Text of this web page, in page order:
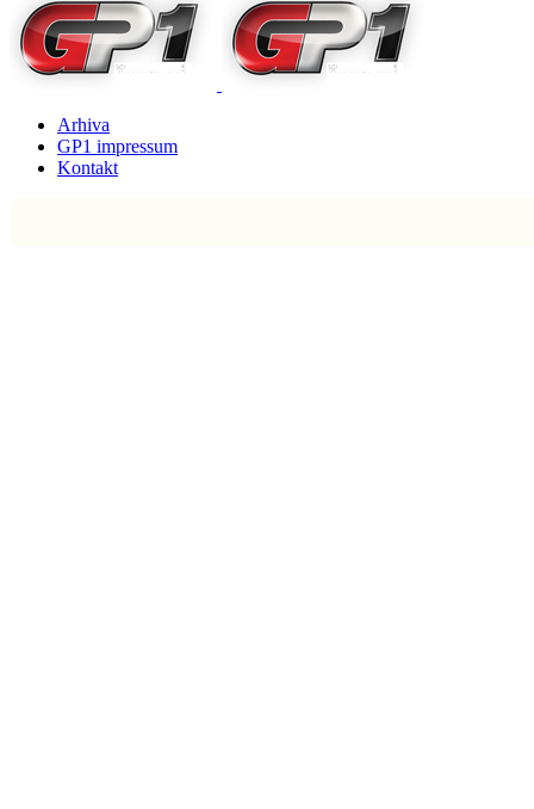
Arhiva
GP1 impressum
Kontakt